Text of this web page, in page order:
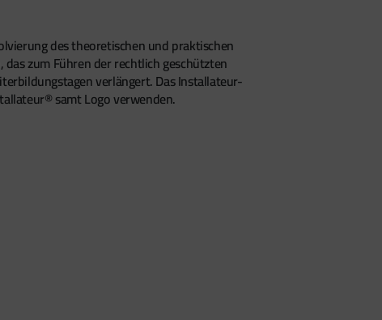
des theoretischen und praktischen
zum Führen der rechtlich geschützten
verlängert. Das Installateur-
samt Logo verwenden.